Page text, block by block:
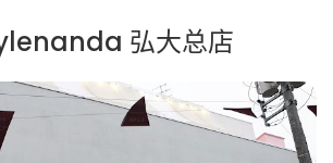
弘大总店